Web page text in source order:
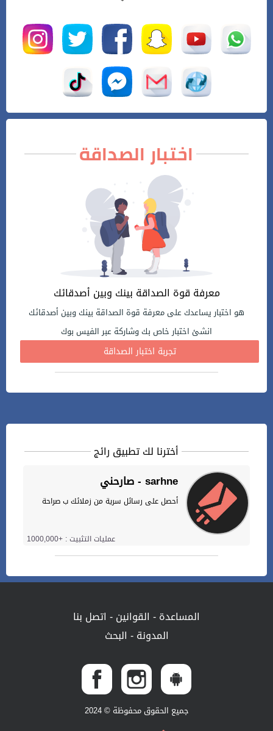
اختبار الصداقة
معرفة قوة الصداقة بينك وبين أصدقائك
هو اختبار يساعدك على معرفة قوة الصداقة بينك وبين أصدقائك
انشئ اختبار خاص بك وشاركة عبر الفيس بوك
تجربة اختبار الصداقة
أخترنا لك تطبيق رائج
صارحني - sarhne
أحصل على رسائل سرية من زملائك ب صراحة
عمليات التثبيت : +1000,000
المساعدة- القوانين- اتصل بنا
المدونة- البحث
جميع الحقوق محفوظة © 2024